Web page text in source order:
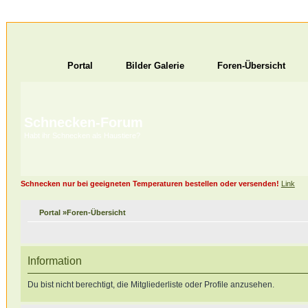
Portal Bilder Galerie Foren-Übersicht
Schnecken-Forum
Habt ihr Schnecken als Haustiere?
Schnecken nur bei geeigneten Temperaturen bestellen oder versenden! Link
Portal»Foren-Übersicht
Information
Du bist nicht berechtigt, die Mitgliederliste oder Profile anzusehen.